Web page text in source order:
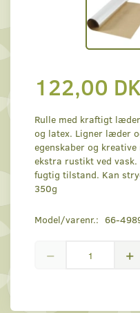
122,00
Rulle med kraftigt
og latex. Ligner læder
egenskaber og
ekstra rustikt ved vask.
fugtig tilstand. Kan
350g
Model/varenr.: 66-